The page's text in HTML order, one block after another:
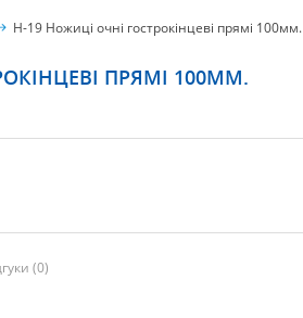
Н-19 Ножиці очні гострокінцеві прямі 100мм.
ПРЯМІ 100ММ.
(0)